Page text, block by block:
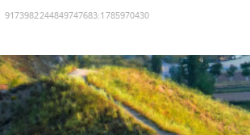
9173982244849747683:1785970430